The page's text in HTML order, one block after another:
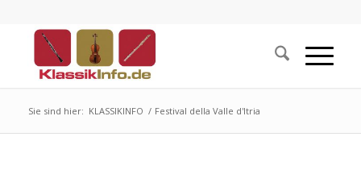
Sie sind hier: KLASSIKINFO / Festival della Valle d'Itria